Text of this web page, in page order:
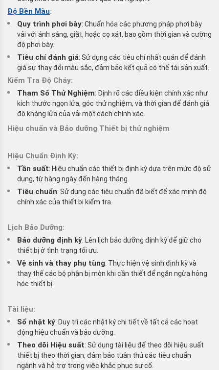
Độ Bền Màu:
Quy trình phơi bày: Chuẩn hóa các phương pháp phơi bày
vải với ánh sáng, giặt, hoặc cọ xát, bao gồm thời gian và cường
độ phơi bày.
Tiêu chí đánh giá: Sử dụng các tiêu chí nhất quán để đánh
giá sự thay đổi màu sắc, đảm bảo kết quả có thể tái sản xuất.
Kiểm Tra Độ Cháy:
Tham Số Thử Nghiệm: Định rõ các điều kiện chính xác như
kích thước ngọn lửa, góc thử nghiệm, và thời gian để đánh giá
độ kháng lửa của vải một cách chính xác.
Hiệu chuẩn và Bảo dưỡng Thiết bị thử nghiệm
Hiệu Chuẩn Định Kỳ:
Tần suất: Hiệu chuẩn các thiết bị định kỳ dựa trên mức độ sử
dụng, từ hàng ngày đến hàng tháng.
Tiêu chuẩn: Sử dụng các tiêu chuẩn đã biết để xác minh độ
chính xác của thiết bị kiểm tra.
Lịch Bảo Dưỡng:
Bảo dưỡng định kỳ: Lên lịch bảo dưỡng định kỳ để giữ cho
thiết bị ở tình trạng tối ưu.
Vệ sinh và thay phụ tùng: Thực hiện vệ sinh định kỳ và
thay thế các bộ phận bị mòn khi cần thiết để ngăn ngừa hỏng
hóc thiết bị.
Tài liệu:
Sổ nhật ký: Duy trì các nhật ký chi tiết về tất cả các hoạt
động hiệu chuẩn và bảo dưỡng.
Theo dõi Hiệu suất: Sử dụng tài liệu để theo dõi hiệu suất
thiết bị theo thời gian, đảm bảo tuân thủ các tiêu chuẩn
ngành và hỗ trợ trong việc khắc phục sự cố.